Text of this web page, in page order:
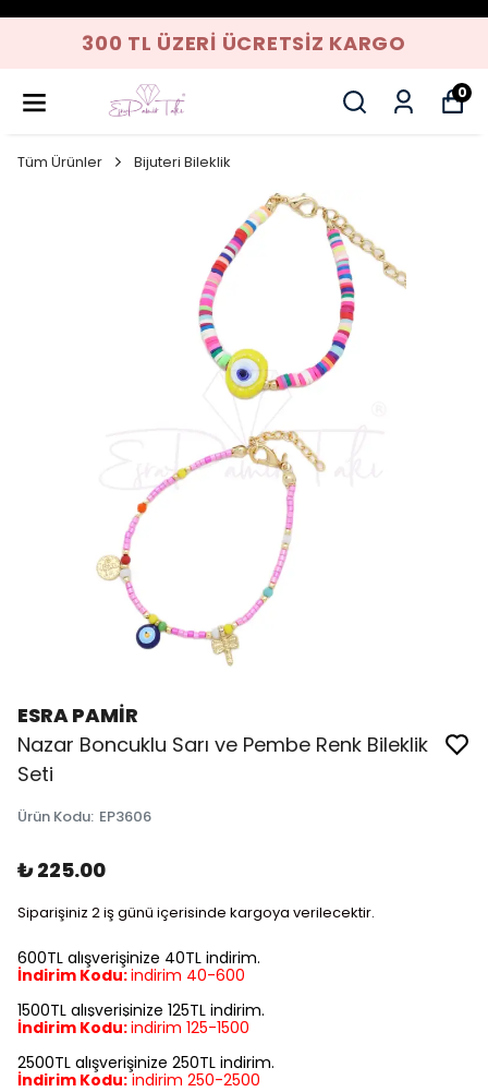
300 TL ÜZERI ÜCRETSIZ KARGO
0
Tüm Ürünler Bijuteri Bileklik
ESRA PAMİR
Nazar Boncuklu Sarı ve Pembe Renk Bileklik
Seti
Ürün Kodu: EP3606
₺ 225.00
Siparişiniz 2 iş günü içerisinde kargoya verilecektir.
600TL alışverişinize 40TL indirim.
İndirim Kodu:indirim 40-600
1500TL alışverişinize 125TL indirim.
İndirim Kodu:indirim 125-1500
2500TL alışverişinize 250TL indirim.
İndirim Kodu: indirim 250-2500